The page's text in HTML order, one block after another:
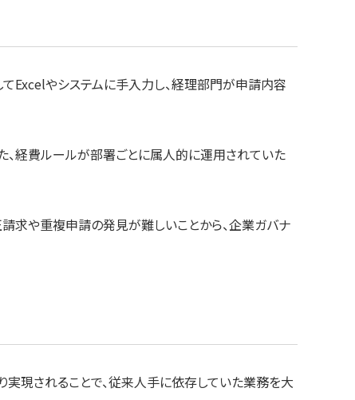
Excelやシステムに手入力し、経理部門が申請内容
、経費ルールが部署ごとに属人的に運用されていた
求や重複申請の発見が難しいことから、企業ガバナ
現されることで、従来人手に依存していた業務を大